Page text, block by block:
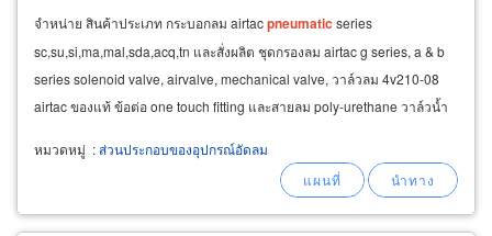
จําหน่าย สินค้าประเภท กระบอกลม airtacpneumatic series
sc,su,si,ma,mal,sda,acq,tn และสั่งผลิต ชุดกรองลม airtac g series, a & b
series solenoid valve, airvalve, mechanical valve, วาล์วลม 4v210-08
airtac ของแท้ ข้อต่อ one touch fitting และสายลม poly-urethane วาล์วน้ำ
หมวดหมู่ :ส่วนประกอบของอุปกรณ์อัดลม